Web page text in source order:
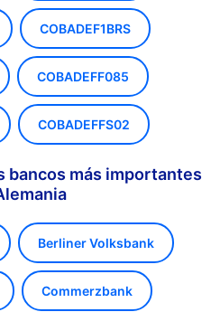
COBADEF1BRS
COBADEFF085
COBADEFFS02
bancos más importantes
Berliner Volksbank
Commerzbank